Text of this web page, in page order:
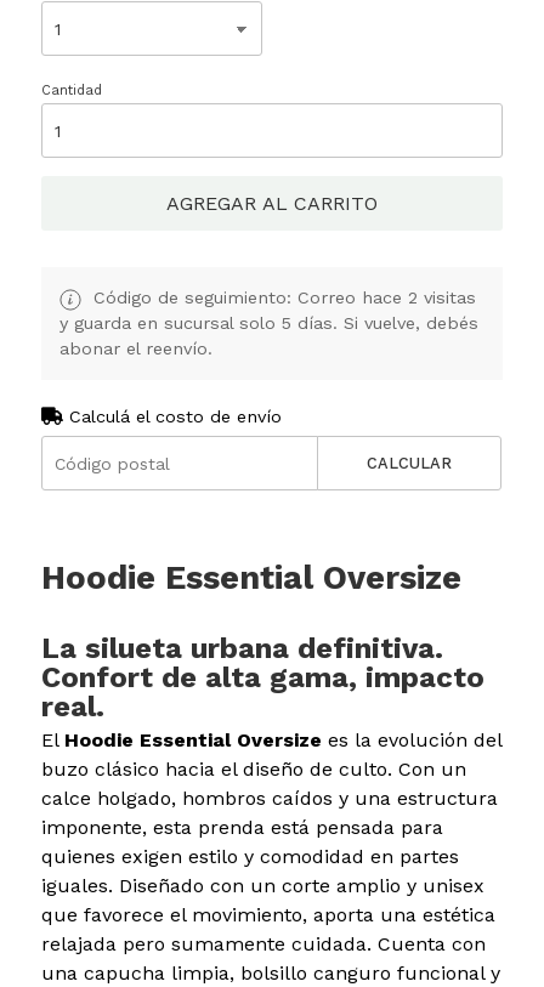
Cantidad
AGREGAR AL CARRITO
Código de seguimiento: Correo hace 2 visitas
y guarda en sucursal solo 5 días. Si vuelve, debés
abonar el reenvío.
Calculá el costo de envío
CALCULAR
Hoodie Essential Oversize
La silueta urbana definitiva.
Confort de alta gama, impacto
real.
El Hoodie Essential Oversize es la evolución del
buzo clásico hacia el diseño de culto. Con un
calce holgado, hombros caídos y una estructura
imponente, esta prenda está pensada para
quienes exigen estilo y comodidad en partes
iguales. Diseñado con un corte amplio y unisex
que favorece el movimiento, aporta una estética
relajada pero sumamente cuidada. Cuenta con
una capucha limpia, bolsillo canguro funcional y